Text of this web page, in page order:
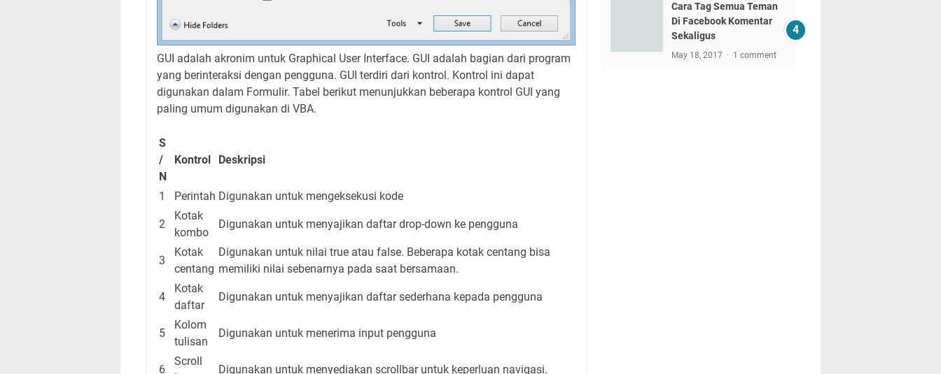
GUI adalah akronim untuk Graphical User Interface. GUI adalah bagian dari program
yang berinteraksi dengan pengguna. GUI terdiri dari kontrol. Kontrol ini dapat
digunakan dalam Formulir. Tabel berikut menunjukkan beberapa kontrol GUI yang
paling umum digunakan di VBA.
S
/
N
Kontrol Deskripsi
1 Perintah Digunakan untuk mengeksekusi kode
2
Kotak
kombo
Digunakan untuk menyajikan daftar drop-down ke pengguna
3
Kotak
centang
Digunakan untuk nilai true atau false. Beberapa kotak centang bisa
memiliki nilai sebenarnya pada saat bersamaan.
4
Kotak
daftar
Digunakan untuk menyajikan daftar sederhana kepada pengguna
5
Kolom
tulisan
Digunakan untuk menerima input pengguna
6
Scroll
Digunakan untuk menyediakan scrollbar untuk keperluan navigasi.
Cara Tag Semua Teman
Di Facebook Komentar
Sekaligus
May 18, 2017 1 comment